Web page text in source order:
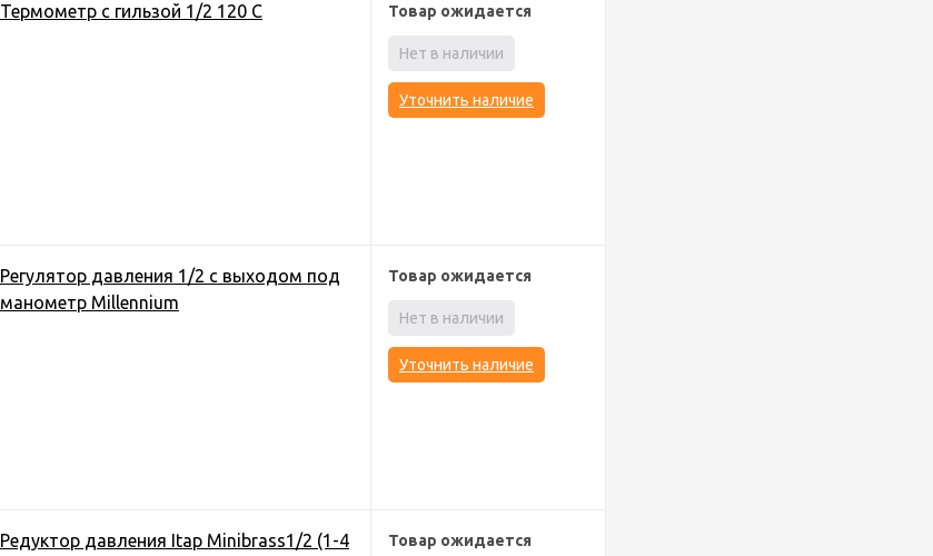
Термометр с гильзой 1/2 120 С Товар ожидается
Нет в наличии
Уточнить наличие
Регулятор давления 1/2 с выходом под
манометр Millennium
Товар ожидается
Нет в наличии
Уточнить наличие
Редуктор давления Itap Minibrass1/2 (1-4
Товар ожидается